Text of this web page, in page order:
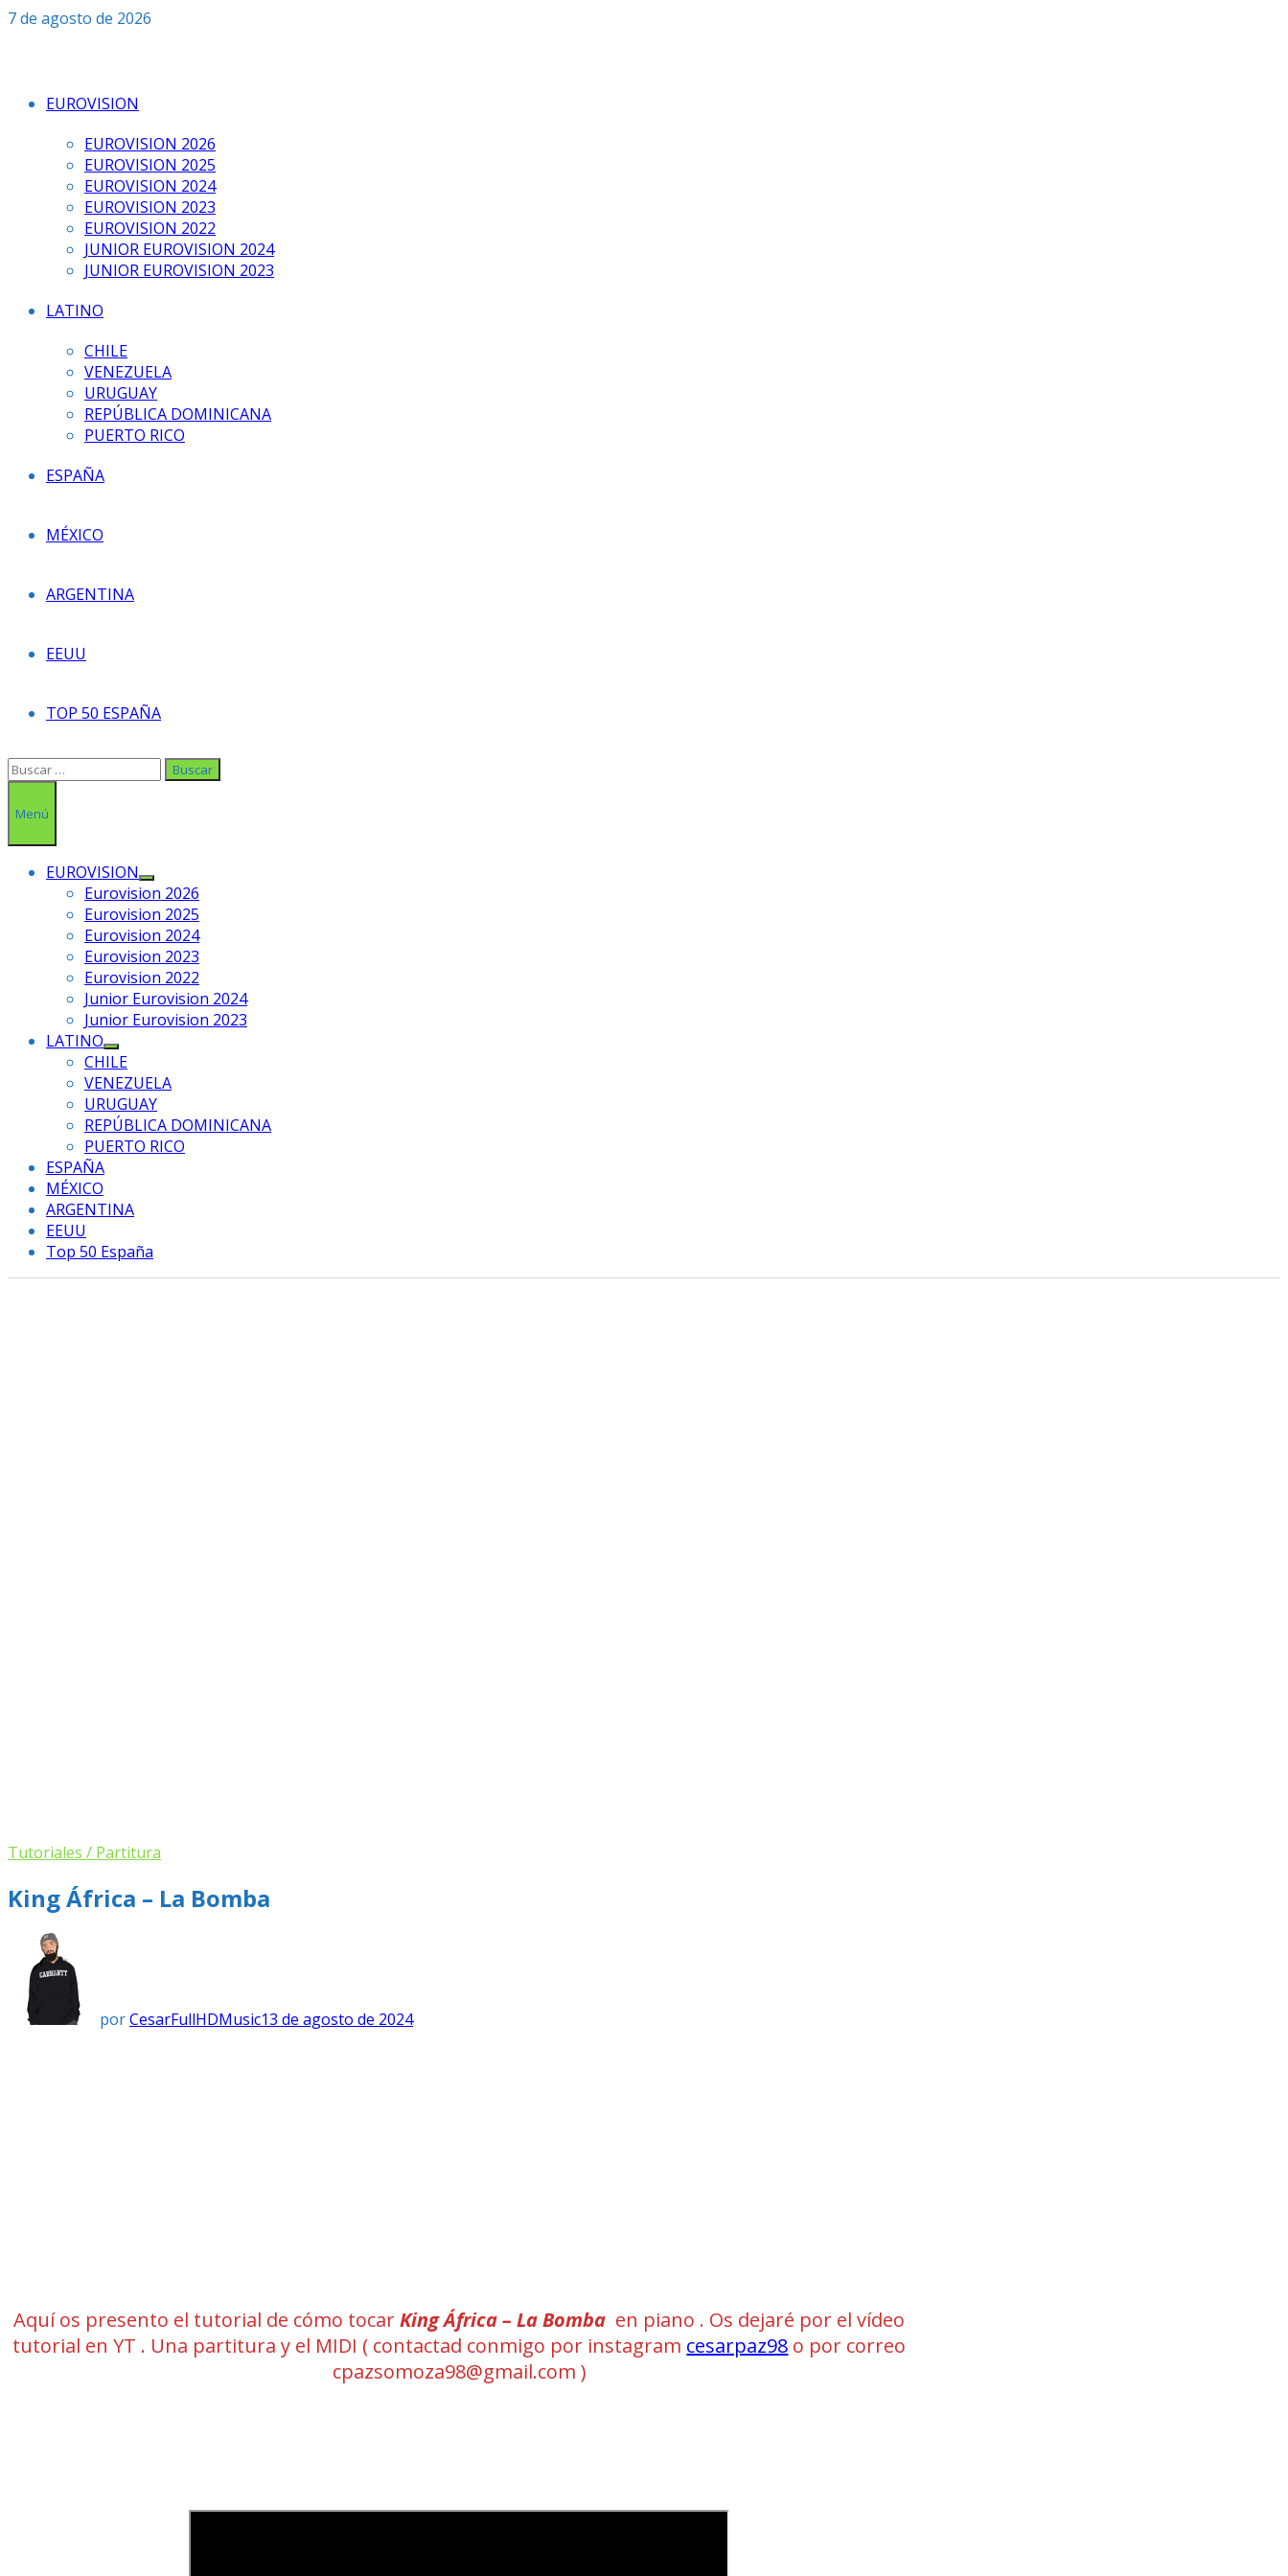
Saltar
7 de agosto de 2026
EUROVISION
EUROVISION 2026
EUROVISION 2025
EUROVISION 2024
EUROVISION 2023
EUROVISION 2022
JUNIOR EUROVISION 2024
JUNIOR EUROVISION 2023
LATINO
CHILE
VENEZUELA
URUGUAY
REPÚBLICA DOMINICANA
PUERTO RICO
ESPAÑA
MÉXICO
ARGENTINA
EEUU
TOP 50 ESPAÑA
Buscar:
Menú
EUROVISION
Mostrar
el
submenú
Eurovision 2026
Eurovision 2025
Eurovision 2024
Eurovision 2023
Eurovision 2022
Junior Eurovision 2024
Junior Eurovision 2023
LATINO
Mostrar
el
submenú
CHILE
VENEZUELA
URUGUAY
REPÚBLICA DOMINICANA
PUERTO RICO
ESPAÑA
MÉXICO
ARGENTINA
EEUU
Top 50 España
Tutoriales / Partitura
King África – La Bomba
porCesarFullHDMusic13 de agosto de 2024
Aquí os presento el tutorial de cómo tocarKing África – La Bomba en piano . Os dejaré por el vídeo
tutorial en YT . Una partitura y el MIDI ( contactad conmigo por instagram cesarpaz98 o por correo
cpazsomoza98@gmail.com )